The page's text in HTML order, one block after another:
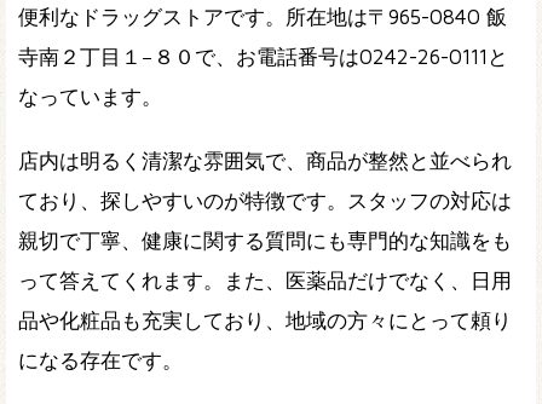
便利なドラッグストアです。所在地は〒965-0840 飯
寺南２丁目１−８０で、お電話番号は0242-26-0111と
なっています。
店内は明るく清潔な雰囲気で、商品が整然と並べられ
ており、探しやすいのが特徴です。スタッフの対応は
親切で丁寧、健康に関する質問にも専門的な知識をも
って答えてくれます。また、医薬品だけでなく、日用
品や化粧品も充実しており、地域の方々にとって頼り
になる存在です。